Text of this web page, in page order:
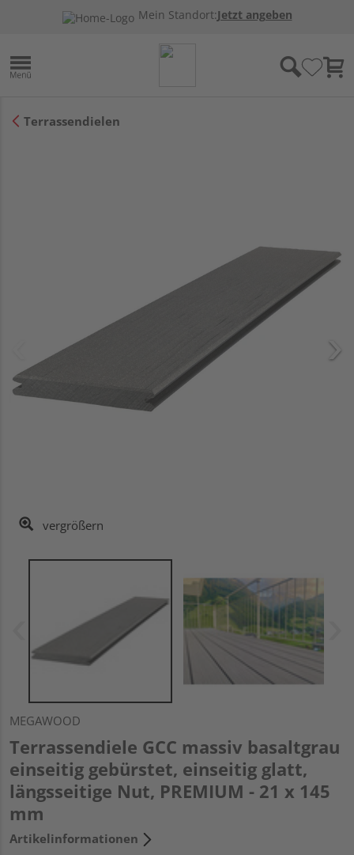
Mein Standort:Jetzt angeben
Terrassendielen
vergrößern
MEGAWOOD
Terrassendiele GCC massiv basaltgrau
einseitig gebürstet, einseitig glatt,
längsseitige Nut, PREMIUM - 21 x 145
mm
Artikelinformationen